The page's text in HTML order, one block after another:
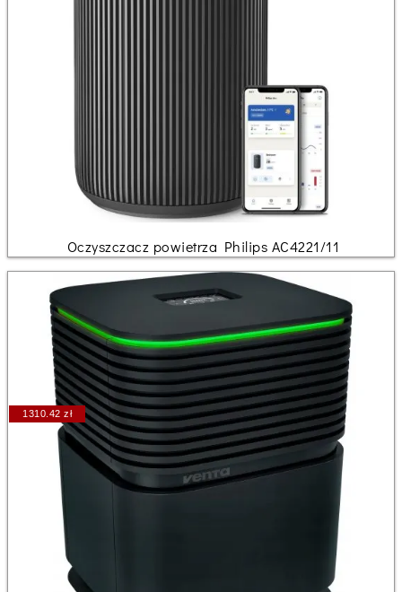
Oczyszczacz powietrza Philips AC4221/11
1310.42 zł